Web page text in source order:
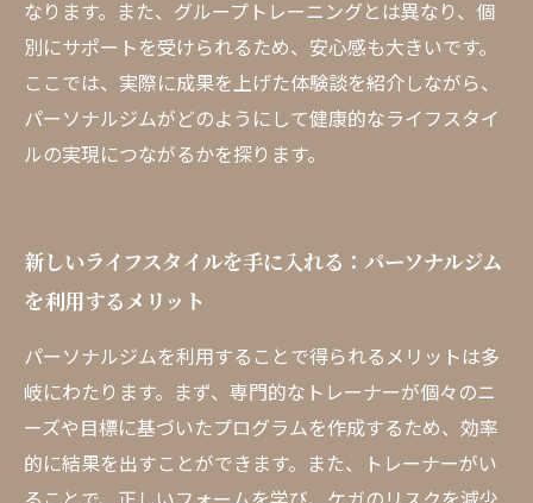
なります。また、グループトレーニングとは異なり、個
別にサポートを受けられるため、安心感も大きいです。
ここでは、実際に成果を上げた体験談を紹介しながら、
パーソナルジムがどのようにして健康的なライフスタイ
ルの実現につながるかを探ります。
新しいライフスタイルを手に入れる：パーソナルジム
を利用するメリット
パーソナルジムを利用することで得られるメリットは多
岐にわたります。まず、専門的なトレーナーが個々のニ
ーズや目標に基づいたプログラムを作成するため、効率
的に結果を出すことができます。また、トレーナーがい